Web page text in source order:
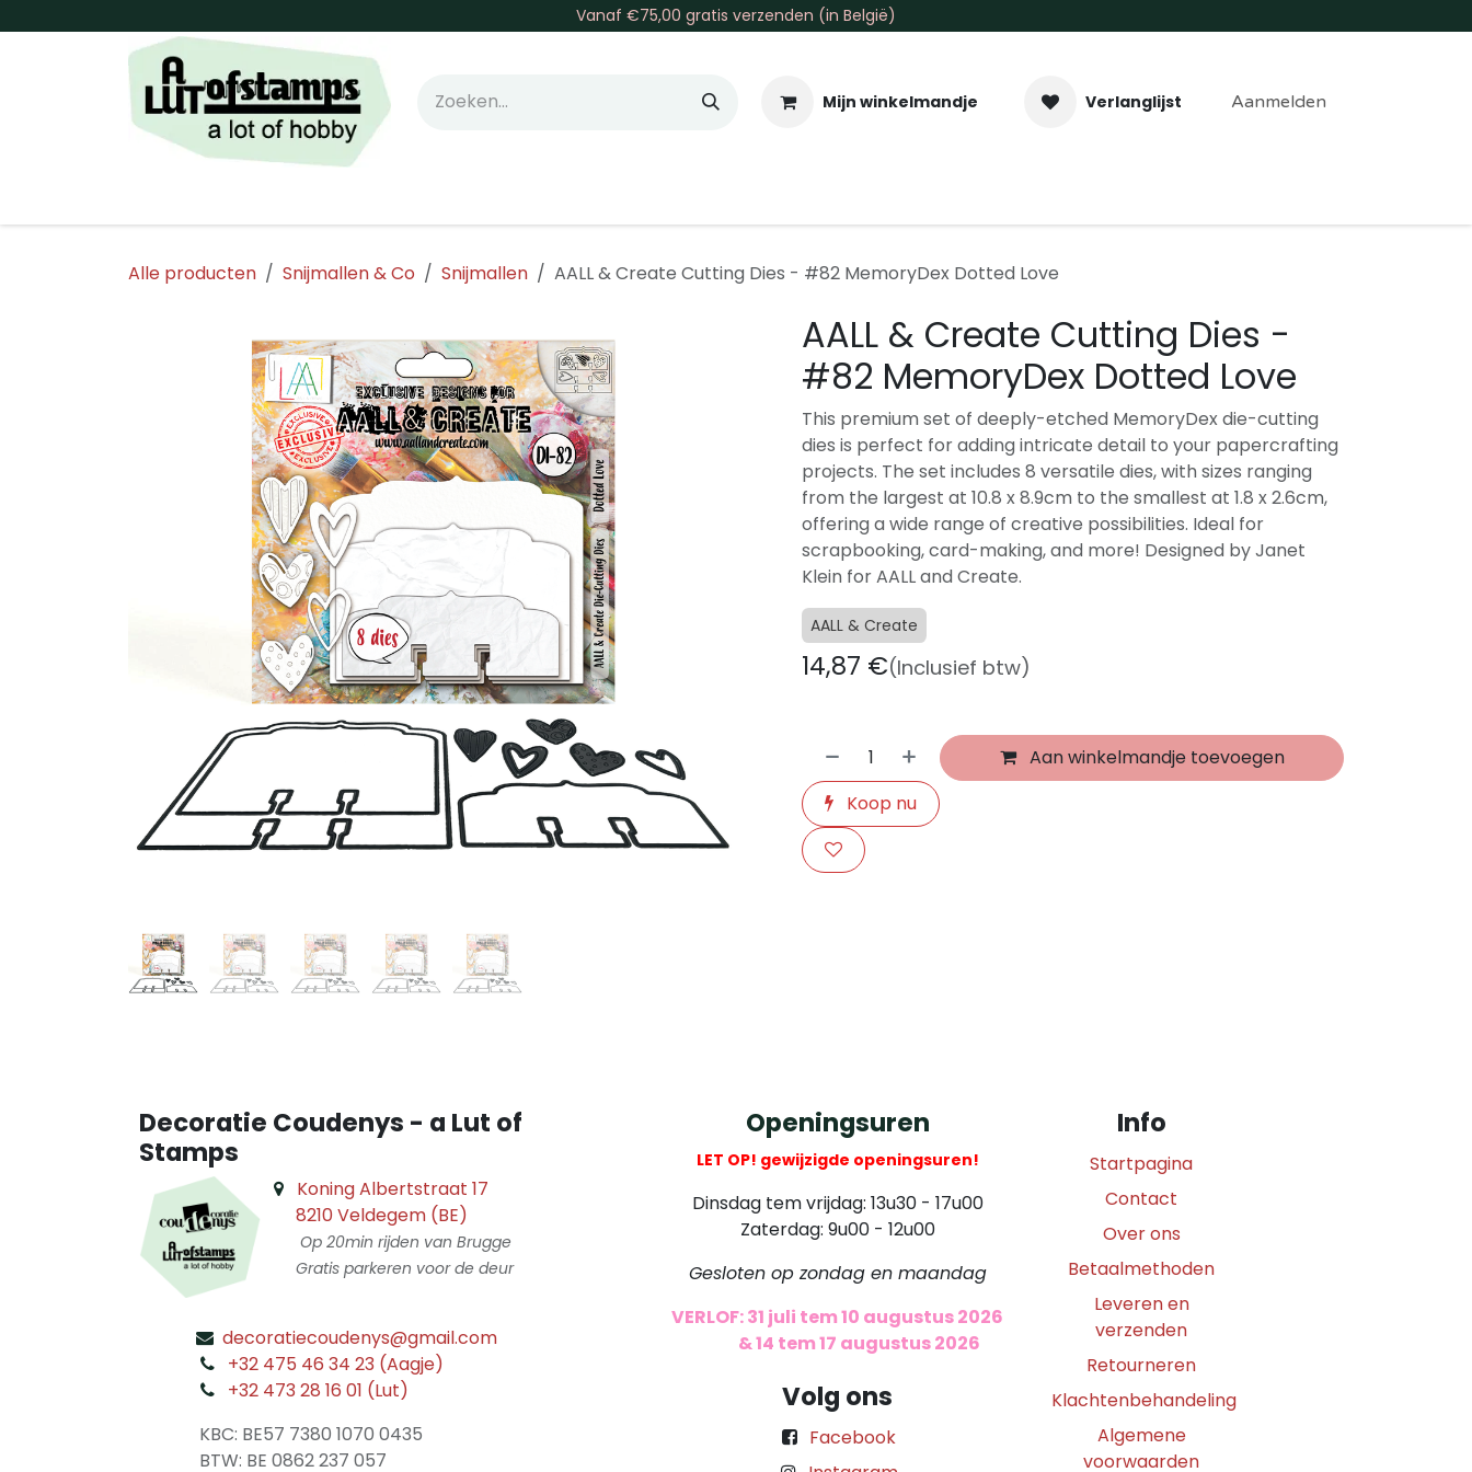
Vanaf €75,00 gratis verzenden (in België)
Mijn winkelmandje Verlanglijst Aanmelden
Alle producten Snijmallen & Co Snijmallen AALL & Create Cutting Dies - #82 MemoryDex Dotted Love
AALL & Create Cutting Dies -
#82 MemoryDex Dotted Love
This premium set of deeply-etched MemoryDex die-cutting
dies is perfect for adding intricate detail to your papercrafting
projects. The set includes 8 versatile dies, with sizes ranging
from the largest at 10.8 x 8.9cm to the smallest at 1.8 x 2.6cm,
offering a wide range of creative possibilities. Ideal for
scrapbooking, card-making, and more! Designed by Janet
Klein for AALL and Create.
AALL & Create
14,87 €(Inclusief btw)
Aan winkelmandje toevoegen
Koop nu
Decoratie Coudenys - a Lut of
Stamps
Koning Albertstraat 17
8210 Veldegem (BE)
Op 20min rijden van Brugge
Gratis parkeren voor de deur
decoratiecoudenys@gmail.com
+32 475 46 34 23 (Aagje)
+32 473 28 16 01 (Lut)
KBC: BE57 7380 1070 0435
​ BTW: BE 0862 237 057
Openingsuren
LET OP! gewijzigde openingsuren!
Dinsdag tem vrijdag: 13u30 - 17u00
Zaterdag: 9u00 - 12u00
Gesloten op zondag en maandag
VERLOF: 31 juli tem 10 augustus 2026
& 14 tem 17 augustus 2026
Info
Startpagina
Contact
Over ons
Betaalmethoden
Leveren en
verzenden
Retourneren
Klachtenbehandeling
Algemene
voorwaarden
Volg ons
Facebook